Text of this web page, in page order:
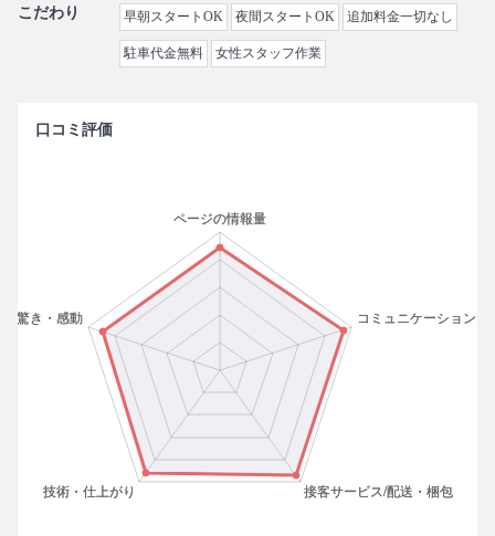
こだわり 早朝スタートOK 夜間スタートOK 追加料金一切なし
駐車代金無料 女性スタッフ作業
口コミ評価